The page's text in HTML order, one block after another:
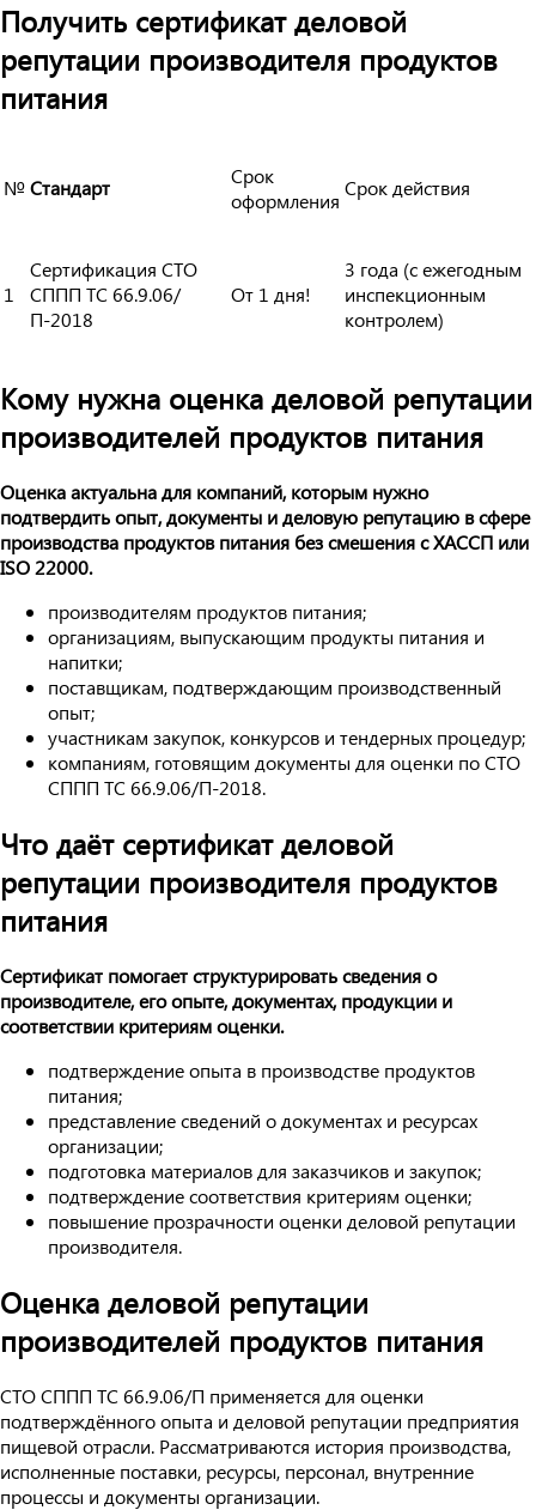
Получить сертификат деловой
репутации производителя продуктов
питания
№Стандарт
Срок
оформления
Срок действия
1
Сертификация СТО
СППП ТС 66.9.06/
П-2018
От 1 дня!
3 года (с ежегодным
инспекционным
контролем)
Кому нужна оценка деловой репутации
производителей продуктов питания
Оценка актуальна для компаний, которым нужно
подтвердить опыт, документы и деловую репутацию в сфере
производства продуктов питания без смешения с ХАССП или
ISO 22000.
производителям продуктов питания;
организациям, выпускающим продукты питания и
напитки;
поставщикам, подтверждающим производственный
опыт;
участникам закупок, конкурсов и тендерных процедур;
компаниям, готовящим документы для оценки по СТО
СППП ТС 66.9.06/П-2018.
Что даёт сертификат деловой
репутации производителя продуктов
питания
Сертификат помогает структурировать сведения о
производителе, его опыте, документах, продукции и
соответствии критериям оценки.
подтверждение опыта в производстве продуктов
питания;
представление сведений о документах и ресурсах
организации;
подготовка материалов для заказчиков и закупок;
подтверждение соответствия критериям оценки;
повышение прозрачности оценки деловой репутации
производителя.
Оценка деловой репутации
производителей продуктов питания
СТО СППП ТС 66.9.06/П применяется для оценки
подтверждённого опыта и деловой репутации предприятия
пищевой отрасли. Рассматриваются история производства,
исполненные поставки, ресурсы, персонал, внутренние
процессы и документы организации.